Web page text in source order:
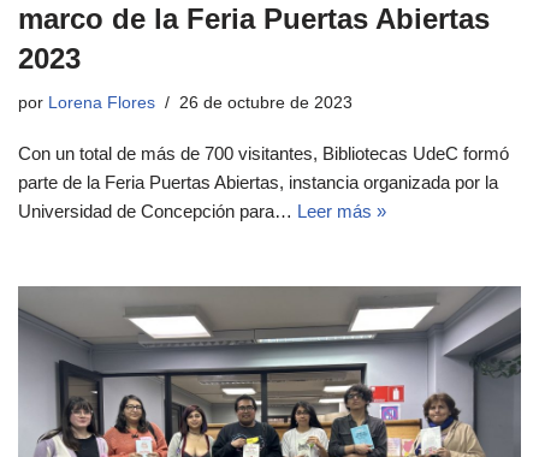
marco de la Feria Puertas Abiertas
2023
por Lorena Flores 26 de octubre de 2023
Con un total de más de 700 visitantes, Bibliotecas UdeC formó
parte de la Feria Puertas Abiertas, instancia organizada por la
Universidad de Concepción para… Leer más »